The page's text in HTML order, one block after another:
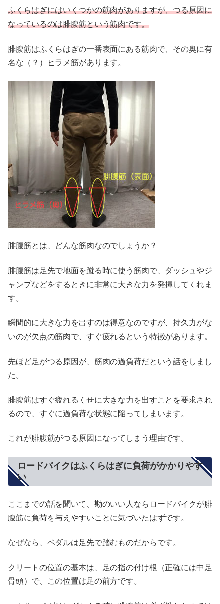
ふくらはぎにはいくつかの筋肉がありますが、つる原因に
なっているのは腓腹筋という筋肉です。
腓腹筋はふくらはぎの一番表面にある筋肉で、その奥に有
名な（？）ヒラメ筋があります。
腓腹筋とは、どんな筋肉なのでしょうか？
腓腹筋は足先で地面を蹴る時に使う筋肉で、ダッシュやジ
ャンプなどをするときに非常に大きな力を発揮してくれま
す。
瞬間的に大きな力を出すのは得意なのですが、持久力がな
いのが欠点の筋肉で、すぐ疲れるという特徴があります。
先ほど足がつる原因が、筋肉の過負荷だという話をしまし
た。
腓腹筋はすぐ疲れるくせに大きな力を出すことを要求され
るので、すぐに過負荷な状態に陥ってしまいます。
これが腓腹筋がつる原因になってしまう理由です。
ロードバイクはふくらはぎに負荷がかかりやす
い
ここまでの話を聞いて、勘のいい人ならロードバイクが腓
腹筋に負荷を与えやすいことに気づいたはずです。
なぜなら、ペダルは足先で踏むものだからです。
クリートの位置の基本は、足の指の付け根（正確には中足
骨頭）で、この位置は足の前方です。